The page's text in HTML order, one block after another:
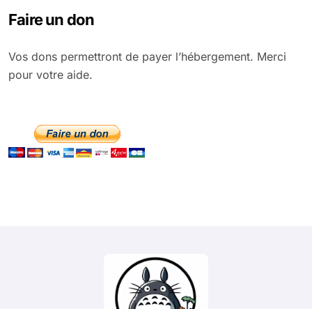
Faire un don
Vos dons permettront de payer l’hébergement. Merci
pour votre aide.